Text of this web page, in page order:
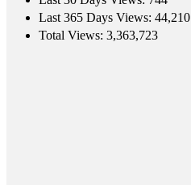
Last 365 Days Views: 44,210
Total Views: 3,363,723